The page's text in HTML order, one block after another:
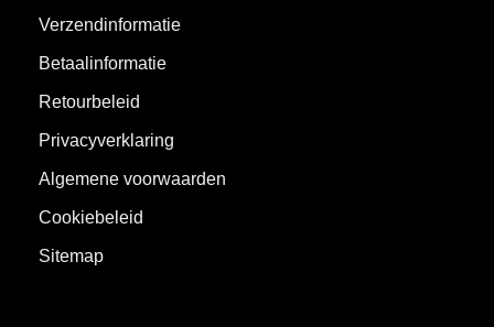
Verzendinformatie
Betaalinformatie
Retourbeleid
Privacyverklaring
Algemene voorwaarden
Cookiebeleid
Sitemap